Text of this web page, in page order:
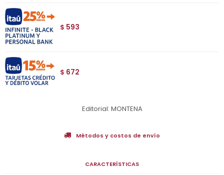
$ 593
$ 672
Editorial: MONTENA
Métodos y costos de envío
CARACTERÍSTICAS